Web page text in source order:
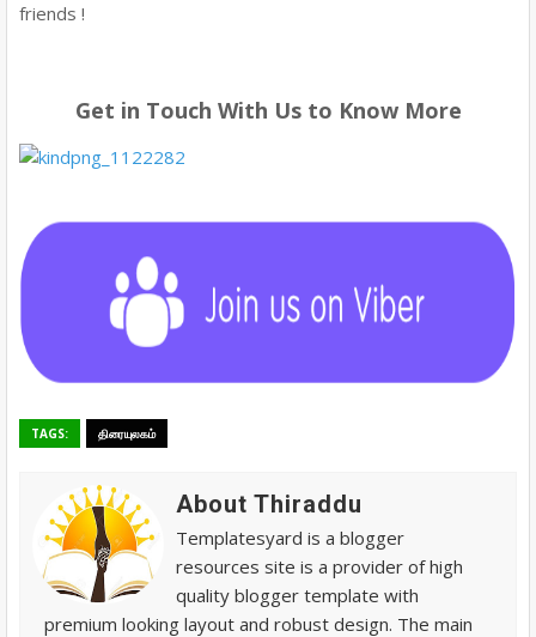
friends !
Get in Touch With Us to Know More
TAGS: திரையுலகம்
About Thiraddu
Templatesyard is a blogger
resources site is a provider of high
quality blogger template with
premium looking layout and robust design. The main